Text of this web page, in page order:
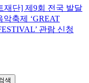
재단] 제9회 전국 발달
악축제 ‘GREAT
관람 신청